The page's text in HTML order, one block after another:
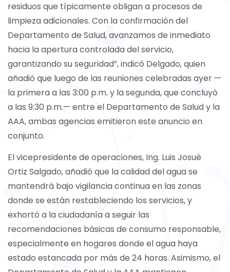
residuos que típicamente obligan a procesos de
limpieza adicionales. Con la confirmación del
Departamento de Salud, avanzamos de inmediato
hacia la apertura controlada del servicio,
garantizando su seguridad”, indicó Delgado, quien
añadió que luego de las reuniones celebradas ayer —
la primera a las 3:00 p.m. y la segunda, que concluyó
a las 9:30 p.m.— entre el Departamento de Salud y la
AAA, ambas agencias emitieron este anuncio en
conjunto.
El vicepresidente de operaciones, Ing. Luis Josué
Ortiz Salgado, añadió que la calidad del agua se
mantendrá bajo vigilancia continua en las zonas
donde se están restableciendo los servicios, y
exhortó a la ciudadanía a seguir las
recomendaciones básicas de consumo responsable,
especialmente en hogares donde el agua haya
estado estancada por más de 24 horas. Asimismo, el